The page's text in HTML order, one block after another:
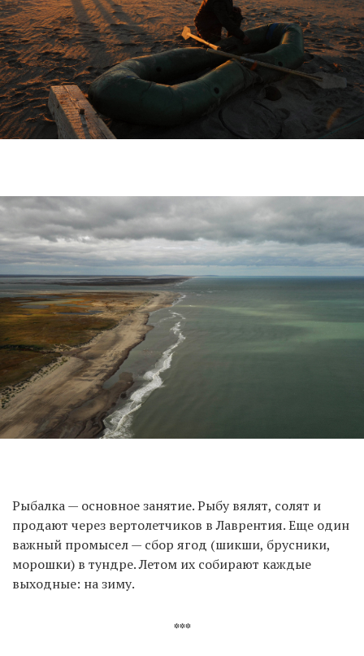
Рыбалка — основное занятие. Рыбу вялят, солят и
продают через вертолетчиков в Лаврентия. Еще один
важный промысел — сбор ягод (шикши, брусники,
морошки) в тундре. Летом их собирают каждые
выходные: на зиму.
***